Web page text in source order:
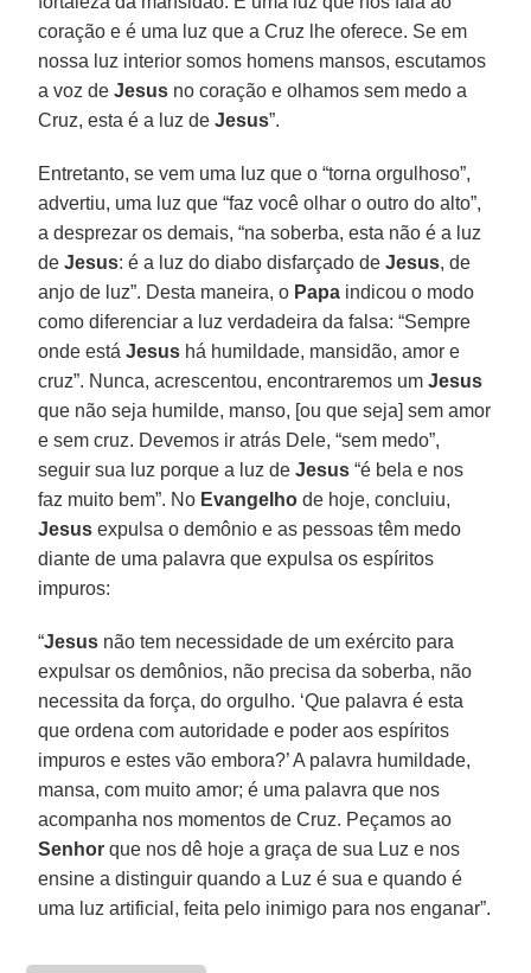
coração e é uma luz que a Cruz lhe oferece. Se em
nossa luz interior somos homens mansos, escutamos
a voz deJesus no coração e olhamos sem medo a
Cruz, esta é a luz deJesus”.
Entretanto, se vem uma luz que o “torna orgulhoso”,
advertiu, uma luz que “faz você olhar o outro do alto”,
a desprezar os demais, “na soberba, esta não é a luz
deJesus: é a luz do diabo disfarçado deJesus, de
anjo de luz”. Desta maneira, o Papa indicou o modo
como diferenciar a luz verdadeira da falsa: “Sempre
onde estáJesus há humildade, mansidão, amor e
cruz”. Nunca, acrescentou, encontraremos umJesus
que não seja humilde, manso, [ou que seja] sem amor
e sem cruz. Devemos ir atrás Dele, “sem medo”,
seguir sua luz porque a luz deJesus “é bela e nos
faz muito bem”. No Evangelho de hoje, concluiu,
Jesus expulsa o demônio e as pessoas têm medo
diante de uma palavra que expulsa os espíritos
impuros:
“Jesus não tem necessidade de um exército para
expulsar os demônios, não precisa da soberba, não
necessita da força, do orgulho. ‘Que palavra é esta
que ordena com autoridade e poder aos espíritos
impuros e estes vão embora?’ A palavra humildade,
mansa, com muito amor; é uma palavra que nos
acompanha nos momentos de Cruz. Peçamos ao
Senhor que nos dê hoje a graça de sua Luz e nos
ensine a distinguir quando a Luz é sua e quando é
uma luz artificial, feita pelo inimigo para nos enganar”.